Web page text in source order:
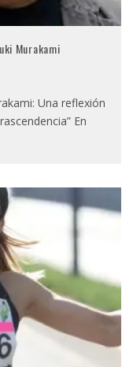
Murakami
Una reflexión
En